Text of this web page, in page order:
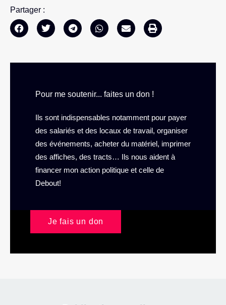
Partager :
Pour me soutenir... faites un don !
Ils sont indispensables notamment pour payer
des salariés et des locaux de travail, organiser
des événements, acheter du matériel, imprimer
des affiches, des tracts… Ils nous aident à
financer mon action politique et celle de
Debout!
Je fais un don